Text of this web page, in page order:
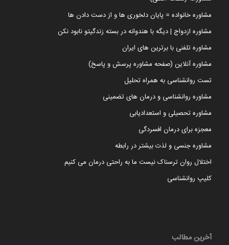
مشاوره خانواده = پایان دلخوری ها و از دست دادن ها
مشاوره ازدواج | دیگه با هندوانه در بسته زندگیتو نابود نکن
مشاوره تلفنی با برترین های ایران
مشاوره آنلاین (صفحه مشاوره پرسش و پاسخ)
تست روانشناسی به همراه تحلیل
مشاوره روانشناسی و درمان های تضمینی
مشاوره تحصیلی و استعدادیابی
معجزه برای درمان افسردگی
مشاوره جنسی و لذت بیشتر در رابطه
اختلال روان ترسناک نیست ما به راحتی درمان می کنیم
کلیپ روانشناسی
آخرین مطالب